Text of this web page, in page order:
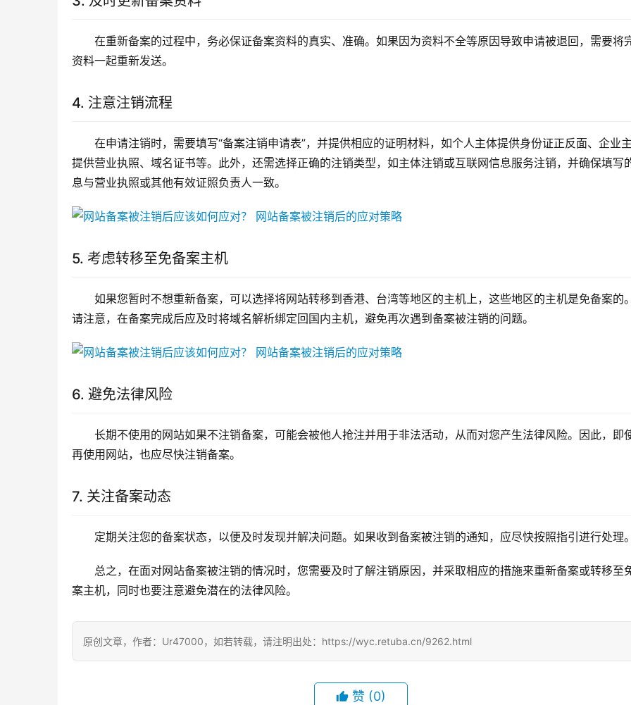
在重新备案的过程中，务必保证备案资料的真实、准确。如果因为资料不全等原因导致申请被退回，需要将
资料一起重新发送。
4. 注意注销流程
在申请注销时，需要填写“备案注销申请表”，并提供相应的证明材料，如个人主体提供身份证正反面、企业
提供营业执照、域名证书等。此外，还需选择正确的注销类型，如主体注销或互联网信息服务注销，并确保填写
息与营业执照或其他有效证照负责人一致。
5. 考虑转移至免备案主机
如果您暂时不想重新备案，可以选择将网站转移到香港、台湾等地区的主机上，这些地区的主机是免备案的
请注意，在备案完成后应及时将域名解析绑定回国内主机，避免再次遇到备案被注销的问题。
6. 避免法律风险
长期不使用的网站如果不注销备案，可能会被他人抢注并用于非法活动，从而对您产生法律风险。因此，即
再使用网站，也应尽快注销备案。
7. 关注备案动态
定期关注您的备案状态，以便及时发现并解决问题。如果收到备案被注销的通知，应尽快按照指引进行处理。
总之，在面对网站备案被注销的情况时，您需要及时了解注销原因，并采取相应的措施来重新备案或转移至
案主机，同时也要注意避免潜在的法律风险。
原创文章，作者：Ur47000，如若转载，请注明出处：https://wyc.retuba.cn/9262.html
赞 (0)